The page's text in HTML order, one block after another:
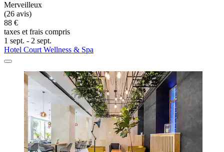
Merveilleux
(26 avis)
88 €
taxes et frais compris
1 sept. - 2 sept.
Hotel Court Wellness & Spa